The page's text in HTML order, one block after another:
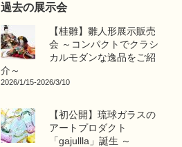
過去の展示会
【桂雛】雛人形展示販売
会 ～コンパクトでクラシ
カルモダンな逸品をご紹
介～
2026/1/15-2026/3/10
【初公開】琉球ガラスの
アートプロダクト
「gajullla」誕生 ～